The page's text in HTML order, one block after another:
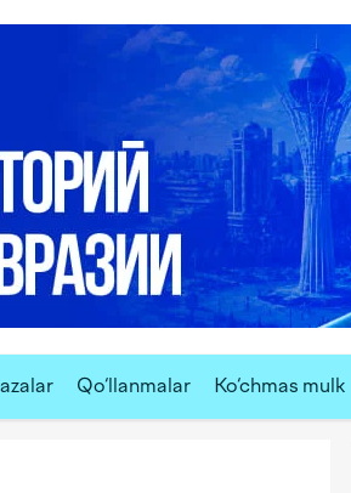
Qo‘llanmalar Ko‘chmas mulk